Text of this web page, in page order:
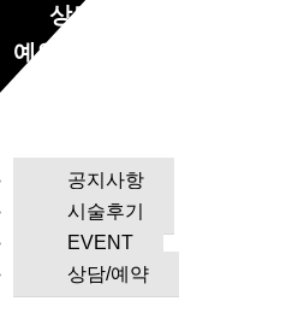
상담/
예약
공지사항
시술후기
EVENT
상담/예약